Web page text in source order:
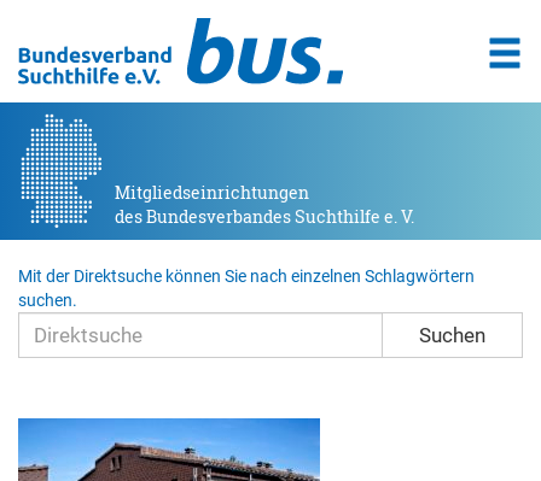
Mitgliedseinrichtungen
des Bundesverbandes Suchthilfe e. V.
Mit der Direktsuche können Sie nach einzelnen Schlagwörtern
suchen.
Suchen